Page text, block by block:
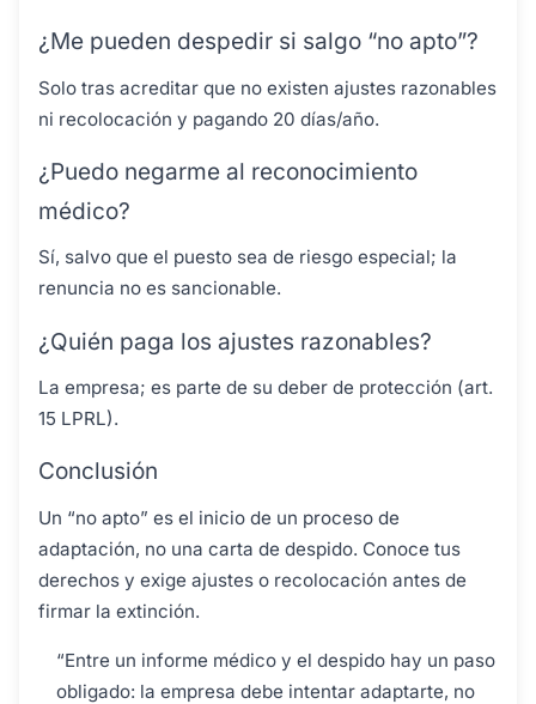
¿Me pueden despedir si salgo “no apto”?
Solo tras acreditar que no existen ajustes razonables
ni recolocación y pagando 20 días/año.
¿Puedo negarme al reconocimiento
médico?
Sí, salvo que el puesto sea de riesgo especial; la
renuncia no es sancionable.
¿Quién paga los ajustes razonables?
La empresa; es parte de su deber de protección (art.
15 LPRL).
Conclusión
Un “no apto” es el inicio de un proceso de
adaptación, no una carta de despido. Conoce tus
derechos y exige ajustes o recolocación antes de
firmar la extinción.
“Entre un informe médico y el despido hay un paso
obligado: la empresa debe intentar adaptarte, no